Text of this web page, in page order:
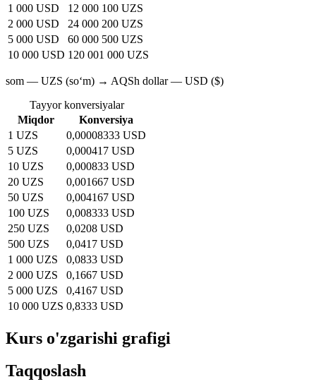
1 000 USD
12 000 100 UZS
2 000 USD
24 000 200 UZS
5 000 USD
60 000 500 UZS
10 000 USD 120 001 000 UZS
som — UZS (soʻm) → AQSh dollar — USD ($)
Tayyor konversiyalar
Miqdor
Konversiya
1 UZS
0,00008333 USD
5 UZS
0,000417 USD
10 UZS
0,000833 USD
20 UZS
0,001667 USD
50 UZS
0,004167 USD
100 UZS
0,008333 USD
250 UZS
0,0208 USD
500 UZS
0,0417 USD
1 000 UZS
0,0833 USD
2 000 UZS
0,1667 USD
5 000 UZS
0,4167 USD
10 000 UZS 0,8333 USD
Kurs o'zgarishi grafigi
Taqqoslash